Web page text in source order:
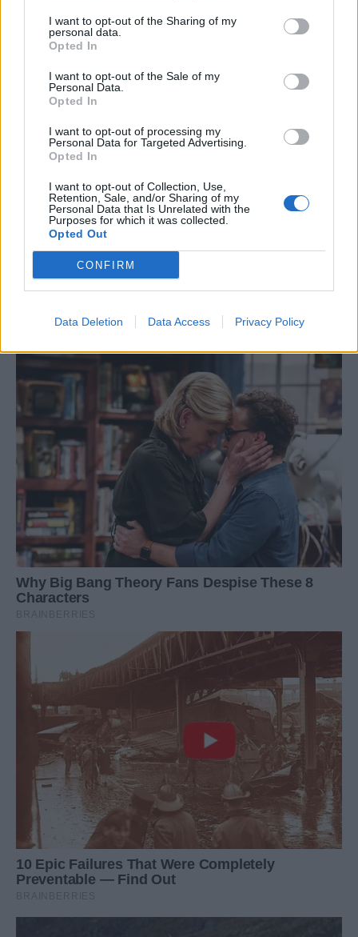
I want to opt-out of the Sharing of my
personal data.
Opted In
I want to opt-out of the Sale of my
Personal Data.
Opted In
I want to opt-out of processing my
Personal Data for Targeted Advertising.
Opted In
I want to opt-out of Collection, Use,
Retention, Sale, and/or Sharing of my
Personal Data that Is Unrelated with the
Purposes for which it was collected.
Opted Out
CONFIRM
Data Deletion Data Access Privacy Policy